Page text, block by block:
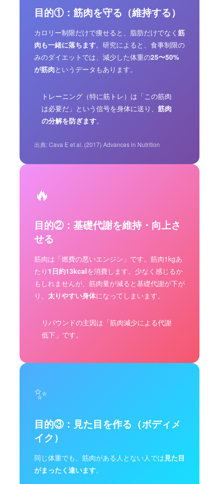
目的①：筋肉を守る（維持する）
カロリー制限だけで痩せると、脂肪だけでなく 筋
肉も一緒に落ちます。研究によると、食事制限の
みのダイエットでは、減少した体重の25〜50%
が筋肉というデータもあります。
トレーニング（特に筋トレ）は「この筋肉
は必要だ」という信号を身体に送り、 筋肉
の分解を防ぎます。
出典: Cava E et al. (2017) Advances in Nutrition
🔥
目的②：基礎代謝を維持・向上さ
せる
筋肉は「燃費の悪いエンジン」です。筋肉1kgあ
たり 1日約13kcalを消費します。少なく感じるか
もしれませんが、筋肉量が減ると基礎代謝が下が
り、 太りやすい身体になってしまいます。
リバウンドの主因は「筋肉減少による代謝
低下」です。
✨
目的③：見た目を作る（ボディメ
イク）
同じ体重でも、筋肉がある人とない人では見た目
がまったく違います。